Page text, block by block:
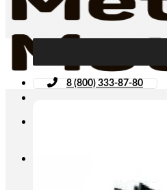
8 (800) 333-87-80